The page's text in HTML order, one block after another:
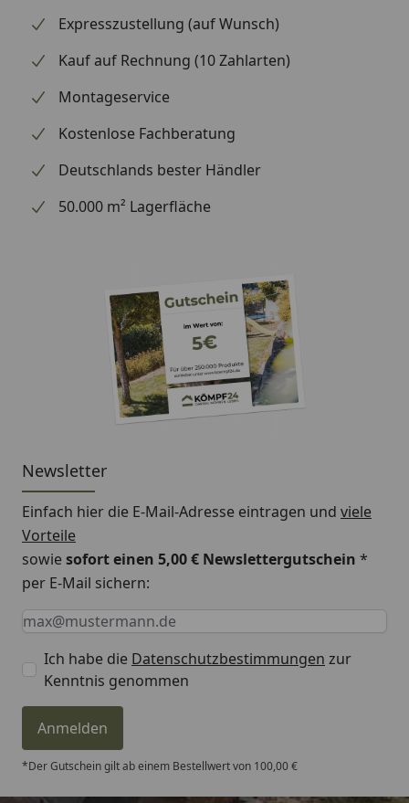
zusammen.
Expresszustellung (auf Wunsch)
Kauf auf Rechnung (10 Zahlarten)
Montageservice
Kostenlose Fachberatung
Deutschlands bester Händler
50.000 m² Lagerfläche
Newsletter
Einfach hier die E-Mail-Adresse eintragen und viele
Vorteile
sowiesofort einen 5,00 € Newslettergutschein *
per E-Mail sichern:
Keine Eingabe erforderlich
Eingabe erforderlich
E-Mail *
Ich habe die Datenschutzbestimmungen zur
Kenntnis genommen
Anmelden
*Der Gutschein gilt ab einem Bestellwert von 100,00 €